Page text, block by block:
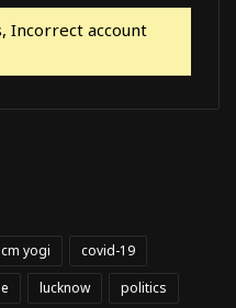
Incorrect account
cm yogi
covid-19
lucknow politics